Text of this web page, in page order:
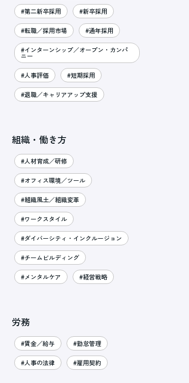
#第二新卒採用 #新卒採用
#転職／採用市場 #通年採用
#インターンシップ／オープン・カンパ
ニー
#人事評価 #短期採用
#退職／キャリアアップ支援
組織・働き方
#人材育成／研修
#オフィス環境／ツール
#組織風土／組織変革
#ワークスタイル
#ダイバーシティ・インクルージョン
#チームビルディング
#メンタルケア #経営戦略
労務
#賃金／給与 #勤怠管理
#人事の法律 #雇用契約